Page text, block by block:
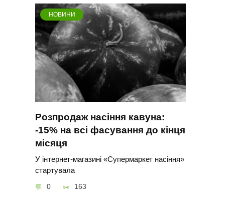
НОВИНИ
Розпродаж насіння кавуна:
-15% на всі фасування до кінця
місяця
У інтернет-магазині «Супермаркет насіння»
стартувала
0 163